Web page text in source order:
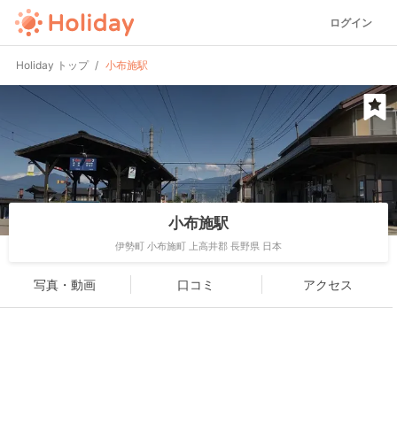
ログイン
Holiday トップ 小布施駅
小布施駅
伊勢町 小布施町 上高井郡 長野県 日本
写真・動画 口コミ アクセス